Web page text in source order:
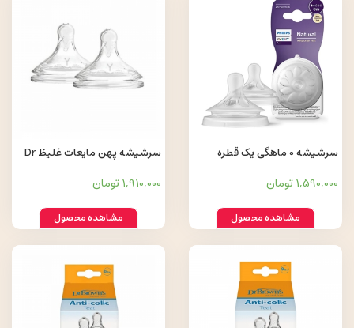
سرشیشه 0 ماهگی یک قطره
1,590,000 تومان
مشاهده محصول
سرشیشه پهن مایعات غلیظ Dr
1,910,000 تومان
مشاهده محصول